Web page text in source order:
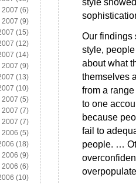
Our findings
style,
about what
themselves
from a
to one
because
fail to
people. …
2007 (6)
2007 (9)
(15)
(12)
(14)
2007 (9)
(13)
(10)
2007 (5)
2007 (7)
2007 (7)
2006 (5)
(18)
2006 (9)
2006 (6)
(10)